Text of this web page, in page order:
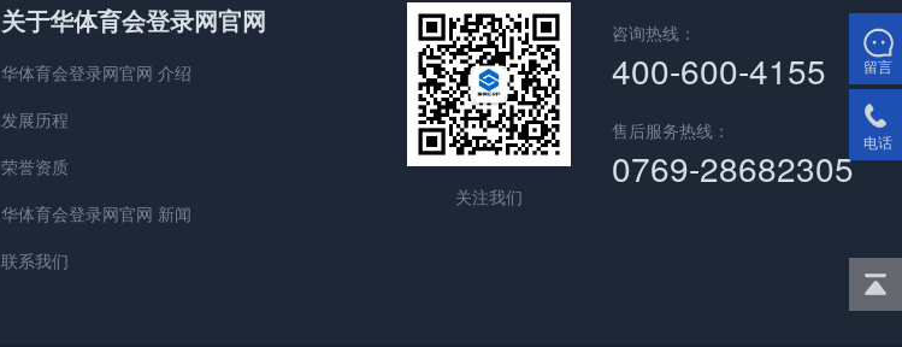
留言
电话
关于华体育会登录网官网
华体育会登录网官网 介绍
发展历程
荣誉资质
华体育会登录网官网 新闻
联系我们
关注我们
咨询热线：
400-600-4155
售后服务热线：
0769-28682305